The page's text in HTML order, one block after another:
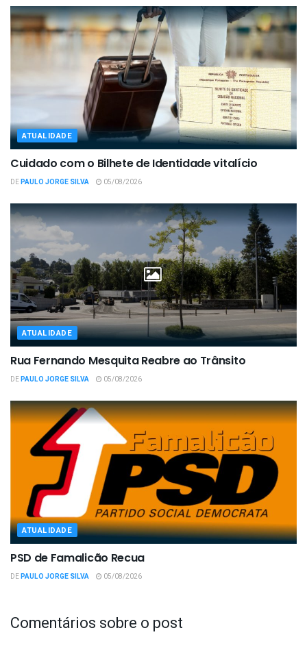
ATUALIDADE
Cuidado com o Bilhete de Identidade vitalício
DEPAULO JORGE SILVA 05/08/2026
ATUALIDADE
Rua Fernando Mesquita Reabre ao Trânsito
DEPAULO JORGE SILVA 05/08/2026
ATUALIDADE
PSD de Famalicão Recua
DEPAULO JORGE SILVA 05/08/2026
Comentários sobre o post